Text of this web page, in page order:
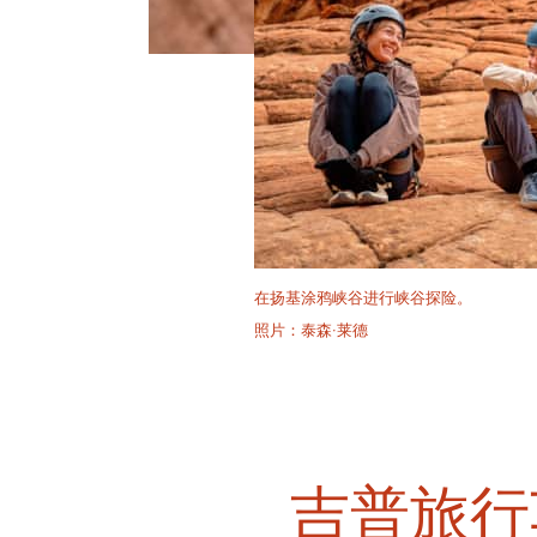
在扬基涂鸦峡谷进行峡谷探险。
照片：泰森·莱德
吉普旅